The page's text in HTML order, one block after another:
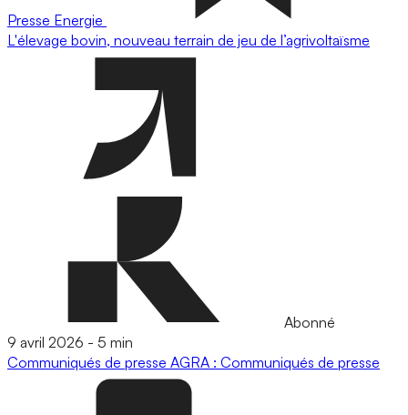
Presse Energie
L'élevage bovin, nouveau terrain de jeu de l’agrivoltaïsme
Abonné
9 avril 2026 - 5 min
Communiqués de presse AGRA : Communiqués de presse